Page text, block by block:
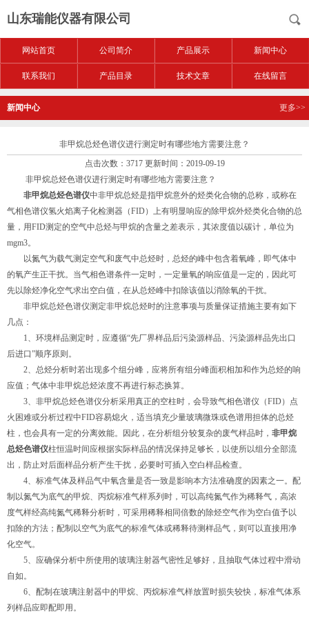
山东瑞能仪器有限公司
网站首页 公司简介 产品展示 新闻中心
联系我们 产品目录 技术文章 在线留言
新闻中心 更多>>
非甲烷总烃色谱仪进行测定时有哪些地方需要注意？
点击次数：3717 更新时间：2019-09-19
非甲烷总烃色谱仪进行测定时有哪些地方需要注意？
非甲烷总烃色谱仪中非甲烷总烃是指甲烷意外的烃类化合物的总称，或称在
气相色谱仪氢火焰离子化检测器（FID）上有明显响应的除甲烷外烃类化合物的总
量，用FID测定的空气中总烃与甲烷的含量之差表示，其浓度值以碳计，单位为
mgm3。
以氮气为载气测定空气和废气中总烃时，总烃的峰中包含着氧峰，即气体中
的氧产生正干扰。当气相色谱条件一定时，一定量氧的响应值是一定的，因此可
先以除烃净化空气求出空白值，在从总烃峰中扣除该值以消除氧的干扰。
非甲烷总烃色谱仪测定非甲烷总烃时的注意事项与质量保证措施主要有如下
几点：
1、环境样品测定时，应遵循“先厂界样品后污染源样品、污染源样品先出口
后进口”顺序原则。
2、总烃分析时若出现多个组分峰，应将所有组分峰面积相加和作为总烃的响
应值；气体中非甲烷总烃浓度不再进行标态换算。
3、非甲烷总烃色谱仪分析采用真正的空柱时，会导致气相色谱仪（FID）点
火困难或分析过程中FID容易熄火，适当填充少量玻璃微珠或色谱用担体的总烃
柱，也会具有一定的分离效能。因此，在分析组分较复杂的废气样品时， 非甲烷
总烃色谱仪柱恒温时间应根据实际样品的情况保持足够长，以使所以组分全部流
出，防止对后面样品分析产生干扰，必要时可插入空白样品检查。
4、标准气体及样品气中氧含量是否一致是影响本方法准确度的因素之一。配
制以氮气为底气的甲烷、丙烷标准气样系列时，可以高纯氮气作为稀释气，高浓
度气样经高纯氮气稀释分析时，可采用稀释相同倍数的除烃空气作为空白值予以
扣除的方法；配制以空气为底气的标准气体或稀释待测样品气，则可以直接用净
化空气。
5、应确保分析中所使用的玻璃注射器气密性足够好，且抽取气体过程中滑动
自如。
6、配制在玻璃注射器中的甲烷、丙烷标准气样放置时损失较快，标准气体系
列样品应即配即用。